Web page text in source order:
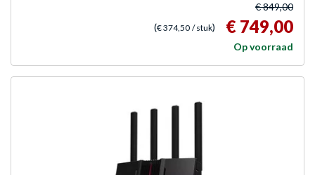
€ 849,00
(€ 374,50 / stuk) € 749,00
Op voorraad